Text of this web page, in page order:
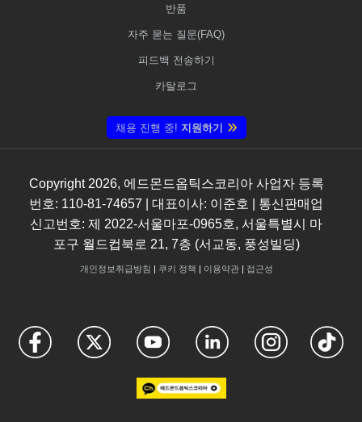
반품
자주 묻는 질문(FAQ)
피드백 전송하기
카탈로그
채용 진행 중! 지원하기
Copyright 2026, 에드몬드옵틱스코리아 사업자 등록
번호: 110-81-74657 | 대표이사: 이준호 | 통신판매업
신고번호: 제 2022-서울마포-0965호, 서울특별시 마
포구 월드컵북로 21, 7층 (서교동, 풍성빌딩)
개인정보취급방침 | 쿠키 정책 | 이용약관| 접근성